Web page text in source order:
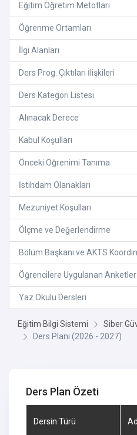
Eğitim Öğretim Metotları
Öğrenme Ortamları
İlgi Alanları
Ders Prog. Çıktıları İlişkileri
Ders Kategori Listesi
Alınacak Derece
Kabul Koşulları
Önceki Öğrenimi Tanıma
İstihdam Olanakları
Mezuniyet Koşulları
Ölçme ve Değerlendirme
Bölüm Başkanı ve AKTS
Öğrencilere Uygulanan Anketler
Yaz Okulu Dersleri
Eğitim Bilgi Sistemi
Siber
Ders Planı (2026 - 2027)
Ders Plan Özeti
Dersin Türü